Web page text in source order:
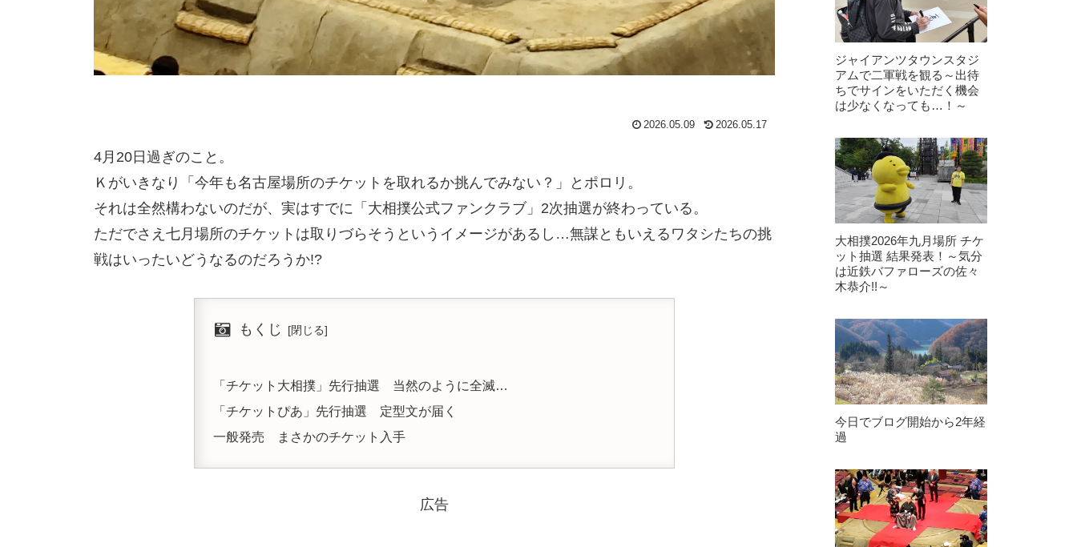
2026.05.09 2026.05.17
4月20日過ぎのこと。
Ｋがいきなり「今年も名古屋場所のチケットを取れるか挑んでみない？」とポロリ。
それは全然構わないのだが、実はすでに「大相撲公式ファンクラブ」2次抽選が終わっている。
ただでさえ七月場所のチケットは取りづらそうというイメージがあるし…無謀ともいえるワタシたちの挑
戦はいったいどうなるのだろうか!?
もくじ
「チケット大相撲」先行抽選 当然のように全滅…
「チケットぴあ」先行抽選 定型文が届く
一般発売 まさかのチケット入手
広告
ジャイアンツタウンスタジ
アムで二軍戦を観る～出待
ちでサインをいただく機会
は少なくなっても…！～
大相撲2026年九月場所 チケ
ット抽選 結果発表！～気分
は近鉄バファローズの佐々
木恭介!!～
今日でブログ開始から2年経
過